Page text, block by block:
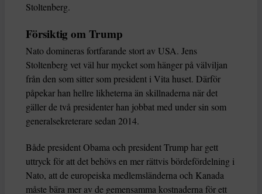
Stoltenberg.
Försiktig om Trump
Nato domineras fortfarande stort av USA. Jens
Stoltenberg vet väl hur mycket som hänger på välviljan
från den som sitter som president i Vita huset. Därför
påpekar han hellre likheterna än skillnaderna när det
gäller de två presidenter han jobbat med under sin som
generalsekreterare sedan 2014.
Både president Obama och president Trump har gett
uttryck för att det behövs en mer rättvis bördefördelning i
Nato, att de europeiska medlemsländerna och Kanada
måste bära mer av de gemensamma kostnaderna för ett